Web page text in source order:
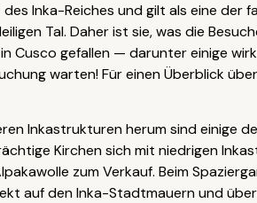
Inka-Reiches und gilt als eine der
Tal. Daher ist sie, was die
Cusco gefallen — darunter einige
warten! Für einen Überblick
Inkastrukturen herum sind einige
Kirchen sich mit niedrigen
zum Verkauf. Beim
auf den Inka-Stadtmauern und